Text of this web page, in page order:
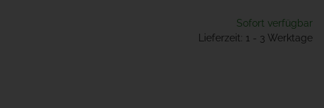
Sofort verfügbar
Lieferzeit: 1 - 3 Werktage